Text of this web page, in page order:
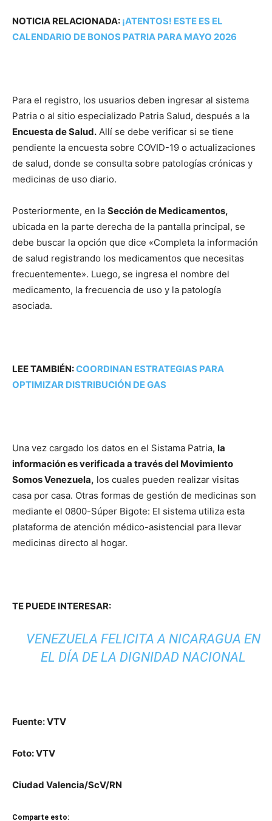
NOTICIA RELACIONADA: ¡ATENTOS! ESTE ES EL
CALENDARIO DE BONOS PATRIA PARA MAYO 2026
Para el registro, los usuarios deben ingresar al sistema
Patria o al sitio especializado Patria Salud, después a la
Encuesta de Salud. Allí se debe verificar si se tiene
pendiente la encuesta sobre COVID-19 o actualizaciones
de salud, donde se consulta sobre patologías crónicas y
medicinas de uso diario.
Posteriormente, en la Sección de Medicamentos,
ubicada en la parte derecha de la pantalla principal, se
debe buscar la opción que dice «Completa la información
de salud registrando los medicamentos que necesitas
frecuentemente». Luego, se ingresa el nombre del
medicamento, la frecuencia de uso y la patología
asociada.
LEE TAMBIÉN:COORDINAN ESTRATEGIAS PARA
OPTIMIZAR DISTRIBUCIÓN DE GAS
Una vez cargado los datos en el Sistama Patria, la
información es verificada a través del Movimiento
Somos Venezuela, los cuales pueden realizar visitas
casa por casa. Otras formas de gestión de medicinas son
mediante el 0800-Súper Bigote: El sistema utiliza esta
plataforma de atención médico-asistencial para llevar
medicinas directo al hogar.
TE PUEDE INTERESAR:
VENEZUELA FELICITA A NICARAGUA EN
EL DÍA DE LA DIGNIDAD NACIONAL
Fuente:VTV
Foto: VTV
Ciudad Valencia/ScV/RN
Comparte esto: